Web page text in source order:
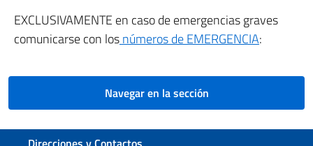
EXCLUSIVAMENTE en caso de emergencias graves
comunicarse con losnúmeros de EMERGENCIA:
Navegar en la sección